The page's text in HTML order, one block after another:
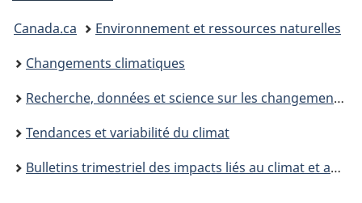
Vous
êtes
ici :
Canada.ca
Environnement et ressources naturelles
Changements climatiques
Recherche, données et science sur les changements climatiques
Tendances et variabilité du climat
Bulletins trimestriel des impacts liés au climat et aperçu saisonnier